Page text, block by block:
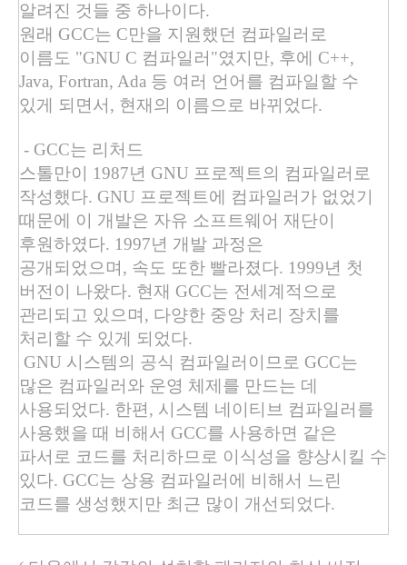
알려진 것들 중 하나이다.
원래 GCC는 C만을 지원했던 컴파일러로
이름도 "GNU C 컴파일러 "였지만, 후에
C++,
Java, Fortran, Ada 등 여러 언어를 컴파일할 수
있게 되면서 , 현재의 이름으로 바뀌었다.
- GCC는 리처드
스톨만이
1987년 GNU 프로젝트의 컴파일러로
작성했다. GNU 프로젝트에 컴파일러가 없었기
때문에 이 개발은 자유 소프트웨어 재단이
후원하였다. 1997년 개발 과정은
공개되었으며 , 속도 또한 빨라졌다. 1999년 첫
버전이 나왔다. 현재 GCC는 전세계적으로
관리되고 있으며 , 다양한 중앙 처리 장치를
처리할 수 있게 되었다.
GNU 시스템의 공식 컴파일러이므로 GCC는
많은 컴파일러와 운영 체제를 만드는 데
사용되었다. 한편 , 시스템 네이티브 컴파일러를
사용했을 때 비해서 GCC를 사용하면 같은
파서로 코드를 처리하므로 이식성을 향상시킬 수
있다. GCC는 상용 컴파일러에 비해서 느린
코드를 생성했지만 최근 많이 개선되었다.